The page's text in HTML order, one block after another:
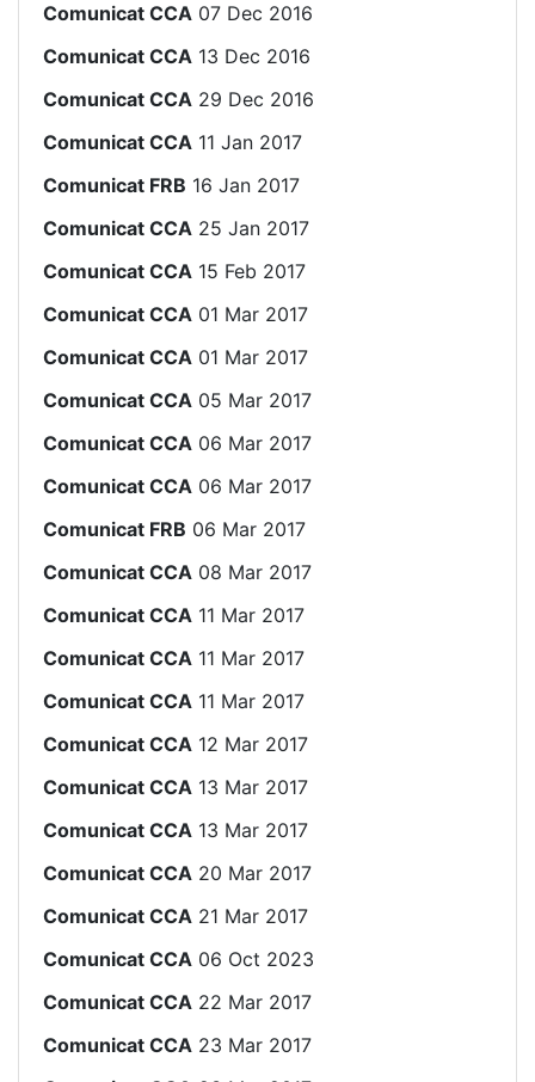
Comunicat CCA 07 Dec 2016
Comunicat CCA 13 Dec 2016
Comunicat CCA 29 Dec 2016
Comunicat CCA 11 Jan 2017
Comunicat FRB 16 Jan 2017
Comunicat CCA 25 Jan 2017
Comunicat CCA 15 Feb 2017
Comunicat CCA 01 Mar 2017
Comunicat CCA 01 Mar 2017
Comunicat CCA 05 Mar 2017
Comunicat CCA 06 Mar 2017
Comunicat CCA 06 Mar 2017
Comunicat FRB 06 Mar 2017
Comunicat CCA 08 Mar 2017
Comunicat CCA 11 Mar 2017
Comunicat CCA 11 Mar 2017
Comunicat CCA 11 Mar 2017
Comunicat CCA 12 Mar 2017
Comunicat CCA 13 Mar 2017
Comunicat CCA 13 Mar 2017
Comunicat CCA 20 Mar 2017
Comunicat CCA 21 Mar 2017
Comunicat CCA 06 Oct 2023
Comunicat CCA 22 Mar 2017
Comunicat CCA 23 Mar 2017